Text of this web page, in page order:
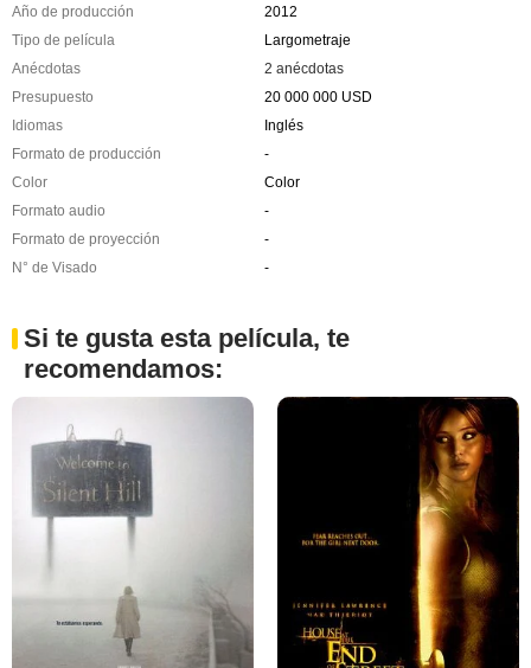
Año de producción
2012
Tipo de película
Largometraje
Anécdotas
2 anécdotas
Presupuesto
20 000 000 USD
Idiomas
Inglés
Formato de producción
-
Color
Color
Formato audio
-
Formato de proyección
-
N° de Visado
-
Si te gusta esta película, te
recomendamos: